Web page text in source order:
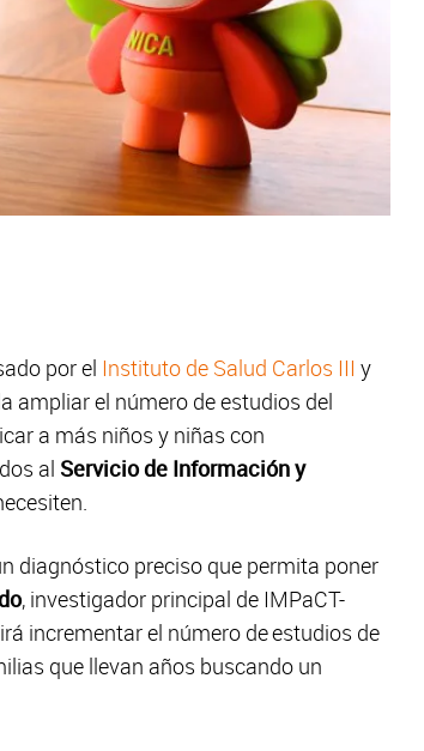
por el Instituto de Salud Carlos III y
ampliar el número de estudios del
a más niños y niñas con
al Servicio de Información y
diagnóstico preciso que permita poner
, investigador principal de IMPaCT-
incrementar el número de estudios de
que llevan años buscando un